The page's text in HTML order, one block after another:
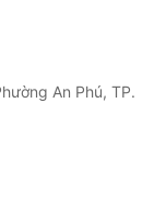
sáng vì vậy
tắt nữa
An Phú, TP.